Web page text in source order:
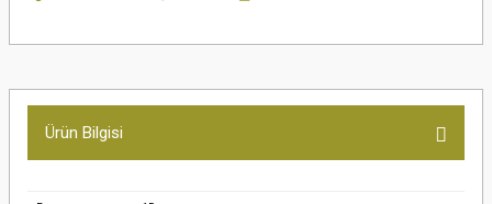
Ürün Bilgisi